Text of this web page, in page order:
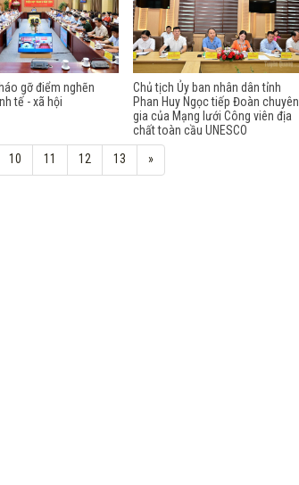
gỡ điểm nghẽn
tế - xã hội
Chủ tịch Ủy ban nhân dân tỉnh
Phan Huy Ngọc tiếp Đoàn chuyên
gia của Mạng lưới Công viên địa
chất toàn cầu UNESCO
10 11 12 13 »